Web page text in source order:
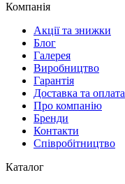
Компанія
Акції та знижки
Блог
Галерея
Виробництво
Гарантія
Доставка та оплата
Про компанію
Бренди
Контакти
Співробітництво
Каталог